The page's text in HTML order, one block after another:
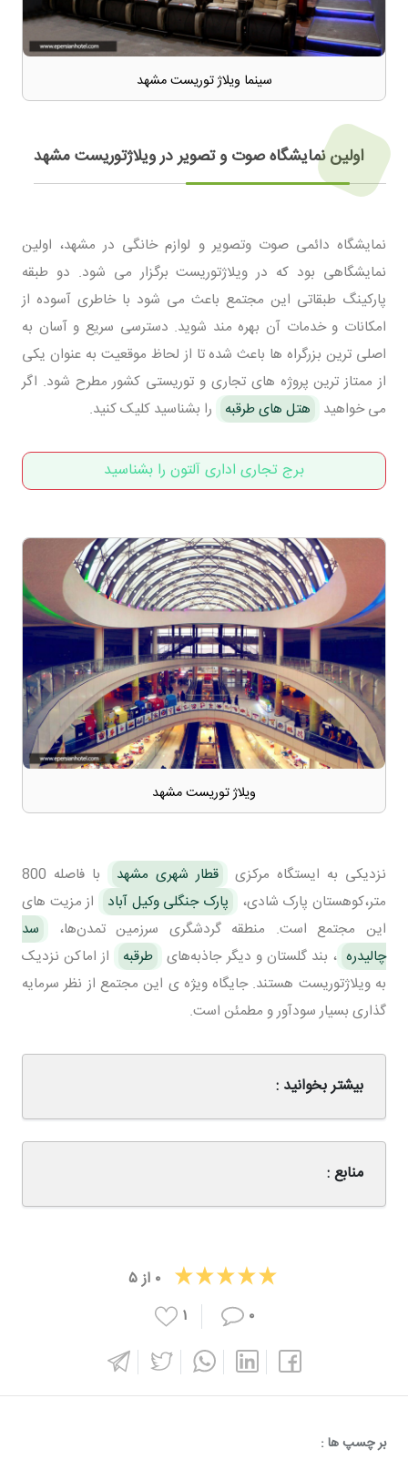
سینما ویلاژ توریست مشهد
اولین نمایشگاه صوت و تصویر در ویلاژتوریست مشهد
نمایشگاه دائمی صوت وتصویر و لوازم خانگی در مشهد، اولین
نمایشگاهی بود که در ویلاژتوریست برگزار می شود. دو طبقه
پارکینگ طبقاتی این مجتمع باعث می شود با خاطری آسوده از
امکانات و خدمات آن بهره مند شوید. دسترسی سریع و آسان به
اصلی ترین بزرگراه ها باعث شده تا از لحاظ موقعیت به عنوان یکی
از ممتاز ترین پروژه های تجاری و توریستی کشور مطرح شود. اگر
می خواهید
هتل های طرقبه را بشناسید کلیک کنید.
برج تجاری اداری آلتون را بشناسید
ویلاژ توریست مشهد
نزدیکی به ایستگاه مرکزی قطار شهری مشهد
با فاصله 800
متر،کوهستان پارک شادی،
پارک جنگلی وکیل آباد
از مزیت های
این مجتمع است. منطقه گردشگری سرزمین تمدن‌ها،
سد
چالیدره ، بند گلستان و دیگر جاذبه‌های طرقبه
از اماکن نزدیک
به ویلاژتوریست هستند. جایگاه ویژه ی این مجتمع از نظر سرمایه
گذاری بسیار سودآور و مطمئن است.
بیشتر بخوانید :
منابع :
۰ از۵
۰
۱
بر چسپ ها :